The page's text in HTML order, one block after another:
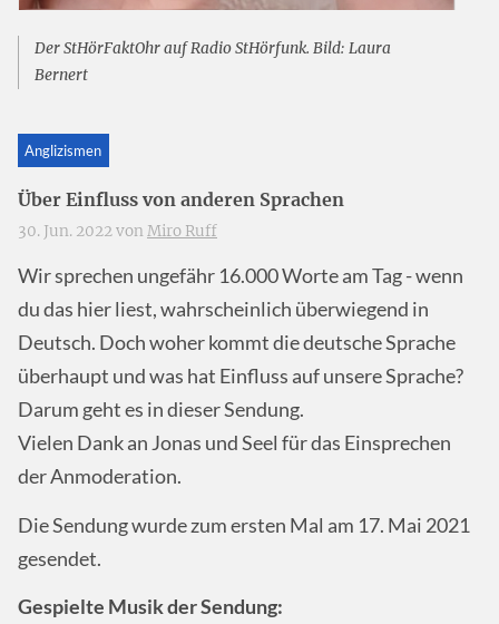
Der StHörFaktOhr auf Radio StHörfunk. Bild: Laura
Bernert
Anglizismen
Über Einfluss von anderen Sprachen
30. Jun. 2022 von Miro Ruff
Wir sprechen ungefähr 16.000 Worte am Tag - wenn
du das hier liest, wahrscheinlich überwiegend in
Deutsch. Doch woher kommt die deutsche Sprache
überhaupt und was hat Einfluss auf unsere Sprache?
Darum geht es in dieser Sendung.
Vielen Dank an Jonas und Seel für das Einsprechen
der Anmoderation.
Die Sendung wurde zum ersten Mal am 17. Mai 2021
gesendet.
Gespielte Musik der Sendung: